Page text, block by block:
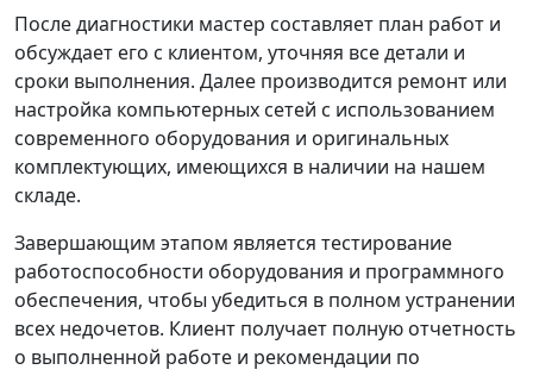
После диагностики мастер составляет план работ и
обсуждает его с клиентом, уточняя все детали и
сроки выполнения. Далее производится ремонт или
настройка компьютерных сетей с использованием
современного оборудования и оригинальных
комплектующих, имеющихся в наличии на нашем
складе.
Завершающим этапом является тестирование
работоспособности оборудования и программного
обеспечения, чтобы убедиться в полном устранении
всех недочетов. Клиент получает полную отчетность
о выполненной работе и рекомендации по